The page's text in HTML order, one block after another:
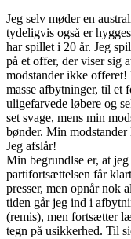
Jeg selv møder en
tydeligvis også er
har spillet i 20 år. Jeg
på et offer, der viser sig
modstander ikke
masse afbytninger, til et
uligefarvede løbere og
set svage, mens min
bønder. Min
Jeg afslår!
Min begrundlse er, at
partifortsættelsen får
presser, men opnår nok
tiden går jeg ind i
(remis), men fortsætter
tegn på usikkerhed. Til